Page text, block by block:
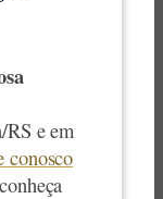
e em
conosco